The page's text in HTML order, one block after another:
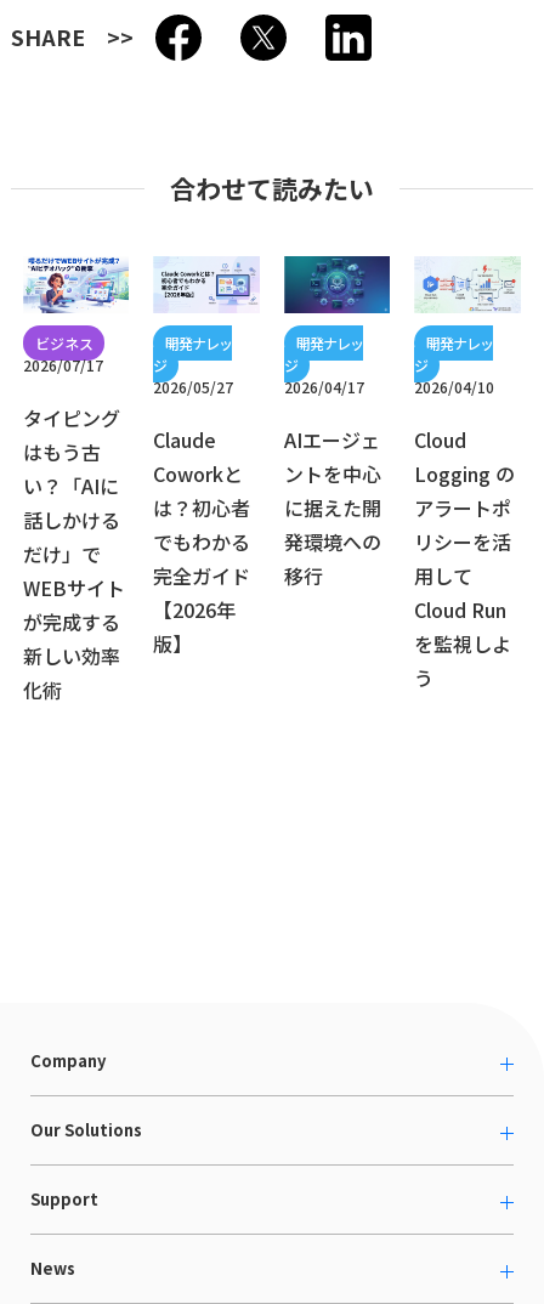
SHARE
合わせて読みたい
2026/07/17
タイピング
はもう古
い？「AIに
話しかける
だけ」で
WEBサイト
が完成する
新しい効率
化術
2026/05/27
Claude
Coworkと
は？初心者
でもわかる
完全ガイド
【2026年
版】
2026/04/17
AIエージェ
ントを中心
に据えた開
発環境への
移行
2026/04/10
Cloud
Logging の
アラートポ
リシーを活
用して
Cloud Run
を監視しよ
う
Company
About us
カルチャー
採用情報
Our Solutions
越境ECコンサルティング
Shopee支援
LaunchCart
Support
お役立ち資料
News